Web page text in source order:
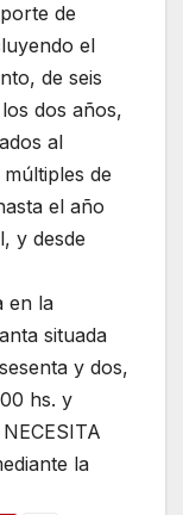
de
el
de seis
dos años,
al
de
el año
y desde
en la
situada
y dos,
hs. y
la